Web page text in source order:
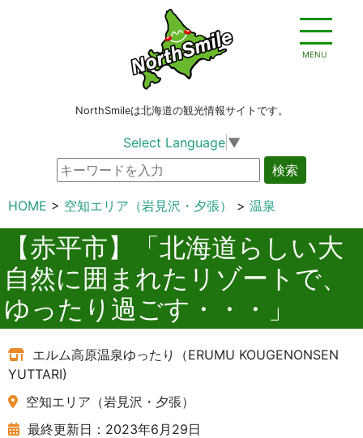
MENU
NorthSmileは北海道の観光情報サイトです。
Select Language ▼
検索
HOME 空知エリア（岩見沢・夕張） 温泉
【赤平市】「北海道らしい大
自然に囲まれたリゾートで、
ゆったり過ごす・・・」
エルム高原温泉ゆったり（ERUMU KOUGENONSEN
YUTTARI)
空知エリア（岩見沢・夕張）
最終更新日：2023年6月29日